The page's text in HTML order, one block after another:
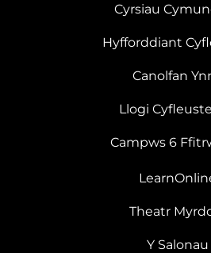
Cyrsiau
Hyfforddiant
Canolfan
Llogi
Campws 6
Theatr
Y Salonau